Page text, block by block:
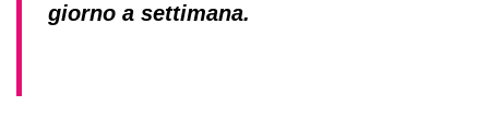
giorno a settimana.